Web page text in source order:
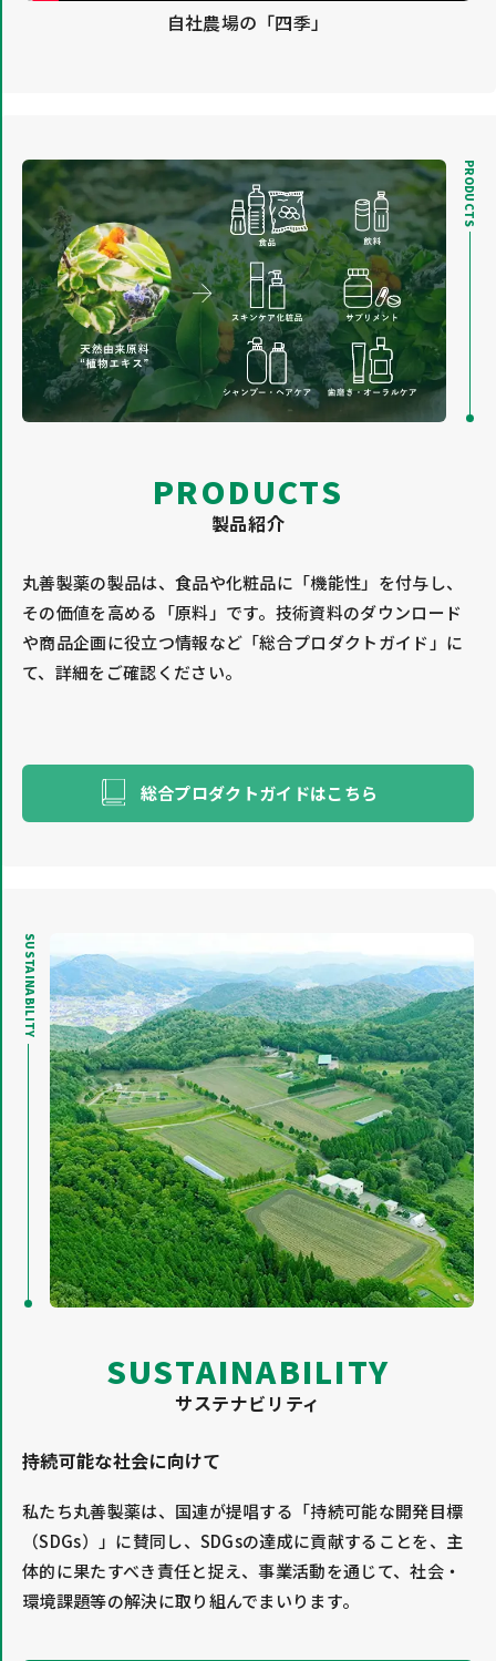
自社農場の「四季」
PRODUCTS
製品紹介
丸善製薬の製品は、食品や化粧品に「機能性」を付与し、
その価値を高める「原料」です。技術資料のダウンロード
や商品企画に役立つ情報など「総合プロダクトガイド」に
て、詳細をご確認ください。
総合プロダクトガイドはこちら
SUSTAINABILITY
サステナビリティ
持続可能な社会に向けて
私たち丸善製薬は、国連が提唱する「持続可能な開発目標
（SDGs）」に賛同し、SDGsの達成に貢献することを、主
体的に果たすべき責任と捉え、事業活動を通じて、社会・
環境課題等の解決に取り組んでまいります。